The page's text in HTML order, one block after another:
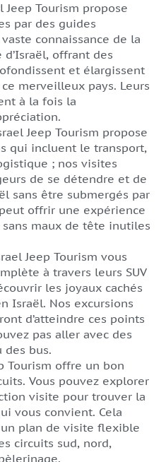
Jeep Tourism propose
par des guides
connaissance de la
offrant des
et élargissent
merveilleux pays. Leurs
à la fois la
Jeep Tourism propose
qui incluent le transport,
; nos visites
de se détendre et de
sans être submergés par
offrir une expérience
sans maux de tête inutiles
Jeep Tourism vous
à travers leurs SUV
les joyaux cachés
Israël. Nos excursions
d’atteindre ces points
pas aller avec des
des bus.
Tourism offre un bon
Vous pouvez explorer
visite pour trouver la
vous convient. Cela
plan de visite flexible
circuits sud, nord,